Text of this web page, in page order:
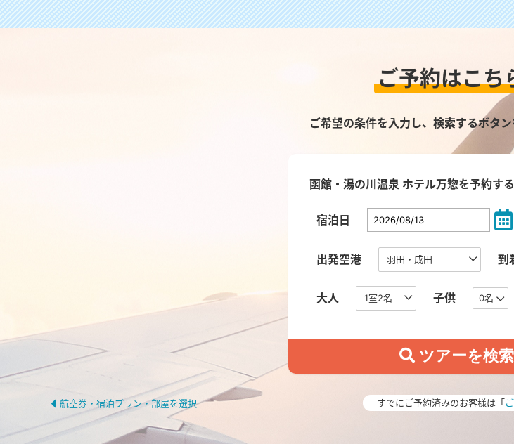
ご予約はこち
ご希望の条件を入力し、検索するボタ
函館・湯の川温泉 ホテル万惣を予約する
宿泊日
出発空港 到
大人 子供 0名
航空券・宿泊プラン・部屋を選択 すでにご予約済みのお客様は「